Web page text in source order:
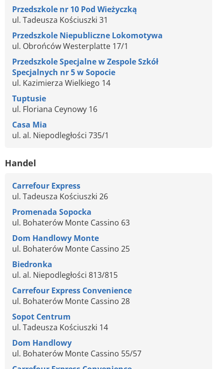
Przedszkole nr 10 Pod Wieżyczką
ul. Tadeusza Kościuszki 31
Przedszkole Niepubliczne Lokomotywa
ul. Obrońców Westerplatte 17/1
Przedszkole Specjalne w Zespole Szkół
Specjalnych nr 5 w Sopocie
ul. Kazimierza Wielkiego 14
Tuptusie
ul. Floriana Ceynowy 16
Casa Mia
ul. al. Niepodległości 735/1
Handel
Carrefour Express
ul. Tadeusza Kościuszki 26
Promenada Sopocka
ul. Bohaterów Monte Cassino 63
Dom Handlowy Monte
ul. Bohaterów Monte Cassino 25
Biedronka
ul. al. Niepodległości 813/815
Carrefour Express Convenience
ul. Bohaterów Monte Cassino 28
Sopot Centrum
ul. Tadeusza Kościuszki 14
Dom Handlowy
ul. Bohaterów Monte Cassino 55/57